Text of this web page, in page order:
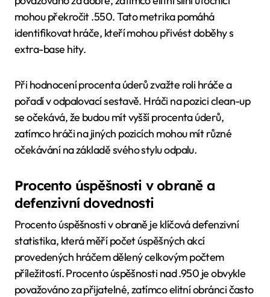
mohou překročit .550. Tato metrika pomáhá
identifikovat hráče, kteří mohou přivést doběhy s
extra-base hity.
Při hodnocení procenta úderů zvažte roli hráče a
pořadí v odpalovací sestavě. Hráči na pozici clean-up
se očekává, že budou mít vyšší procenta úderů,
zatímco hráči na jiných pozicích mohou mít různé
očekávání na základě svého stylu odpalu.
Procento úspěšnosti v obraně a
defenzivní dovednosti
Procento úspěšnosti v obraně je klíčová defenzivní
statistika, která měří počet úspěšných akcí
provedených hráčem dělený celkovým počtem
příležitostí. Procento úspěšnosti nad .950 je obvykle
považováno za přijatelné, zatímco elitní obránci často